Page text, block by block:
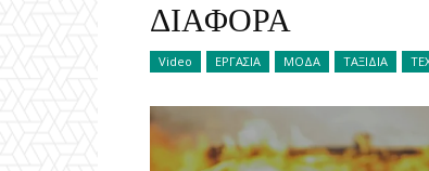
ΔΙΑΦΟΡΑ
Video ΕΡΓΑΣΙΑ ΜΟΔΑ ΤΑΞΙΔΙΑ